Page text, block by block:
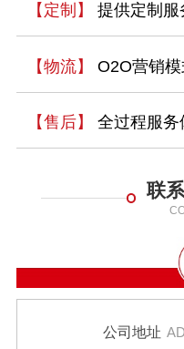
【定制】 提供定制服
【物流】 O2O营销
【售后】 全过程服务
联
公司地址